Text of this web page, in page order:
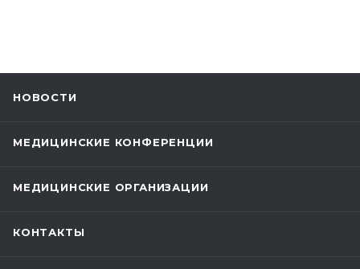
НОВОСТИ
МЕДИЦИНСКИЕ КОНФЕРЕНЦИИ
МЕДИЦИНСКИЕ ОРГАНИЗАЦИИ
КОНТАКТЫ